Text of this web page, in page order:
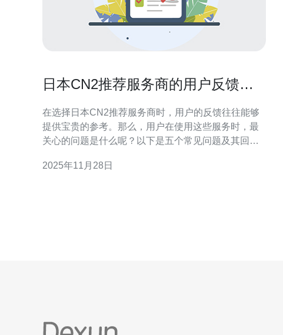
日本CN2推荐服务商的用户反馈分
在选择日本CN2推荐服务商时，用户的反馈往往能够
提供宝贵的参考。那么，用户在使用这些服务时，最
关心的问题是什么呢？以下是五个常见问题及其回
何？ 许多用户在反馈中提到，日本CN2推荐服务商的
2025年11月28日